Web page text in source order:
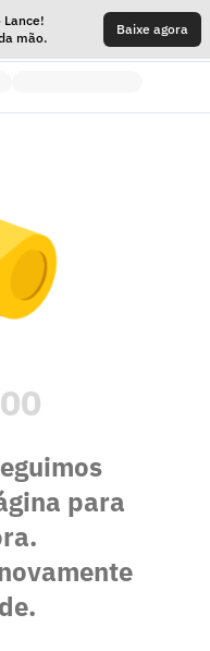
Lance!
mão.
Baixe agora
para